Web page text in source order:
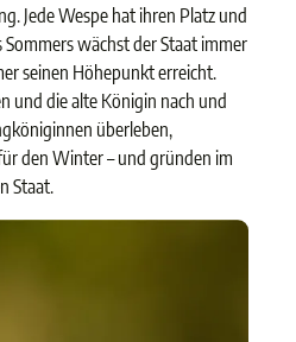
Jede Wespe hat ihren Platz und
wächst der Staat immer
seinen Höhepunkt erreicht.
und die alte Königin nach und
überleben,
den Winter – und gründen im
Staat.